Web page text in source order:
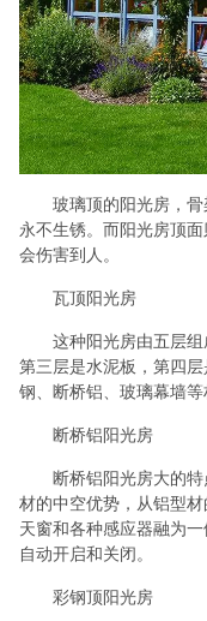
玻璃顶的阳光房，骨
永不生锈。而阳光房顶
会伤害到人。
瓦顶阳光房
这种阳光房由五层组
第三层是水泥板，第四
钢、断桥铝、玻璃幕墙等
断桥铝阳光房
断桥铝阳光房大的特
材的中空优势，从铝型
天窗和各种感应器融为
自动开启和关闭。
彩钢顶阳光房